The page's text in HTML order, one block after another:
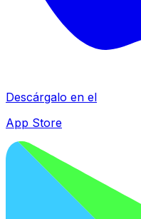
Descárgalo en el
App Store